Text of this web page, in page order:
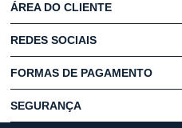
ÁREA DO CLIENTE
REDES SOCIAIS
FORMAS DE PAGAMENTO
SEGURANÇA